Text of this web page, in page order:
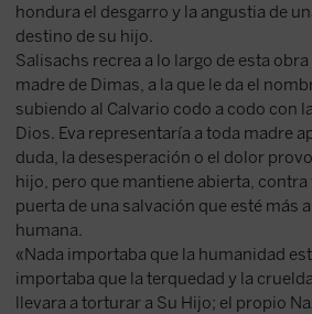
hondura el desgarro y la angustia de
destino de su hijo.
Salisachs recrea a lo largo de esta
madre de Dimas, a la que le da el
subiendo al Calvario codo a codo con
Dios. Eva representaría a toda madre
duda, la desesperación o el dolor
hijo, pero que mantiene abierta, contra
puerta de una salvación que esté más
humana.
«Nada importaba que la humanidad
importaba que la terquedad y la
llevara a torturar a Su Hijo; el propio